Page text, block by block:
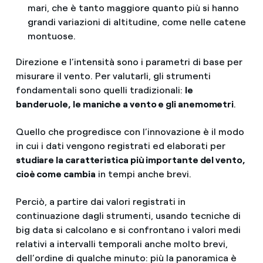
mari, che è tanto maggiore quanto più si hanno
grandi variazioni di altitudine, come nelle catene
montuose.
Direzione e l’intensità sono i parametri di base per
misurare il vento. Per valutarli, gli strumenti
fondamentali sono quelli tradizionali: le
banderuole, le maniche a vento e gli anemometri.
Quello che progredisce con l’innovazione è il modo
in cui i dati vengono registrati ed elaborati per
studiare la caratteristica più importante del vento,
cioè come cambia in tempi anche brevi.
Perciò, a partire dai valori registrati in
continuazione dagli strumenti, usando tecniche di
big data si calcolano e si confrontano i valori medi
relativi a intervalli temporali anche molto brevi,
dell’ordine di qualche minuto: più la panoramica è